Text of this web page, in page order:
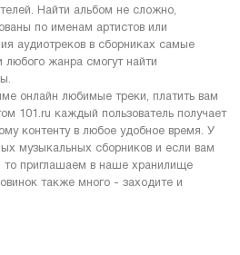
Найти альбом не сложно,
по именам артистов или
аудиотреков в сборниках самые
любого жанра смогут найти
онлайн любимые треки, платить вам
101.ru каждый пользователь получает
контенту в любое удобное время. У
музыкальных сборников и если вам
то приглашаем в наше хранилище
также много - заходите и